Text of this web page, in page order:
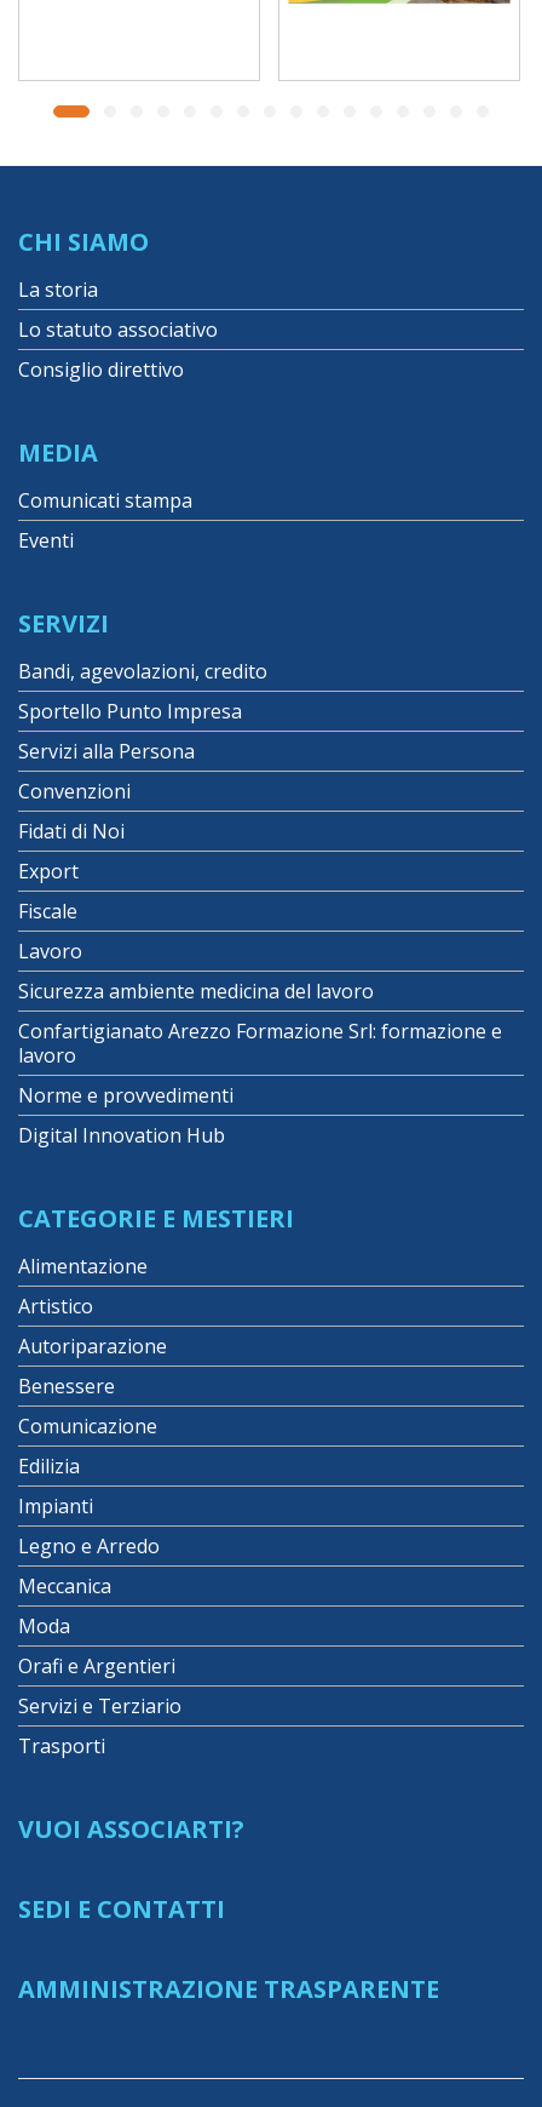
CHI SIAMO
La storia
Lo statuto associativo
Consiglio direttivo
MEDIA
Comunicati stampa
Eventi
SERVIZI
Bandi, agevolazioni, credito
Sportello Punto Impresa
Servizi alla Persona
Convenzioni
Fidati di Noi
Export
Fiscale
Lavoro
Sicurezza ambiente medicina del lavoro
Confartigianato Arezzo Formazione Srl: formazione e
lavoro
Norme e provvedimenti
Digital Innovation Hub
CATEGORIE E MESTIERI
Alimentazione
Artistico
Autoriparazione
Benessere
Comunicazione
Edilizia
Impianti
Legno e Arredo
Meccanica
Moda
Orafi e Argentieri
Servizi e Terziario
Trasporti
VUOI ASSOCIARTI?
SEDI E CONTATTI
AMMINISTRAZIONE TRASPARENTE